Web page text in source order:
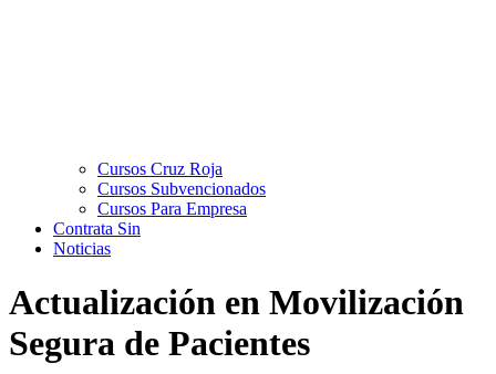
Cursos Cruz Roja
Cursos Subvencionados
Cursos Para Empresa
Contrata Sin
Noticias
Actualización en Movilización
Segura de Pacientes